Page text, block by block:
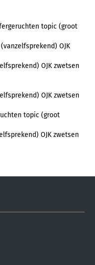
topic (groot
OJK
OJK zwetsen
OJK zwetsen
topic (groot
OJK zwetsen